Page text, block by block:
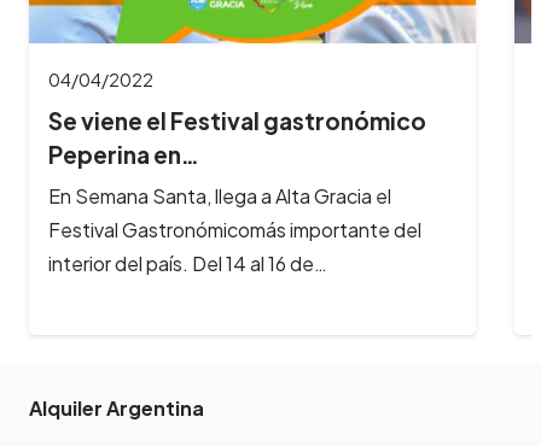
04/04/2022
Se viene el Festival gastronómico
Peperina en…
En Semana Santa, llega a Alta Gracia el
Festival Gastronómicomás importante del
interior del país. Del 14 al 16 de…
Alquiler Argentina